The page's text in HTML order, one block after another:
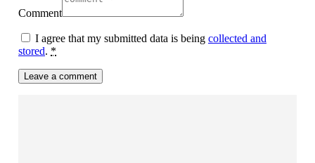
Comment
I agree that my submitted data is being collected and
stored. *